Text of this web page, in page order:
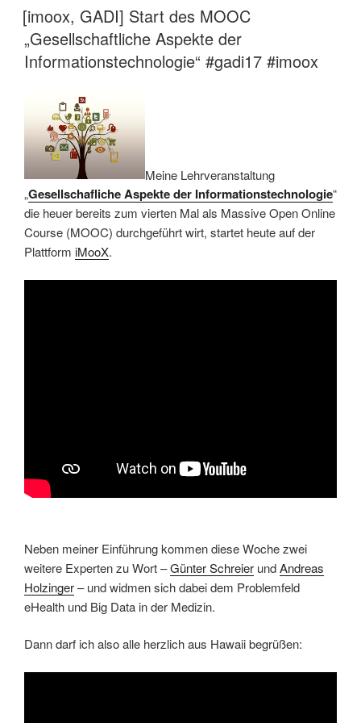
AM
[imoox, GADI] Start des MOOC
„Gesellschaftliche Aspekte der
Informationstechnologie“ #gadi17 #imoox
Meine Lehrveranstaltung
„Gesellschafliche Aspekte der Informationstechnologie“
die heuer bereits zum vierten Mal als Massive Open Online
Course (MOOC) durchgeführt wirt, startet heute auf der
Plattform iMooX.
Neben meiner Einführung kommen diese Woche zwei
weitere Experten zu Wort –Günter Schreier undAndreas
Holzinger– und widmen sich dabei dem Problemfeld
eHealth und Big Data in der Medizin.
Dann darf ich also alle herzlich aus Hawaii begrüßen: